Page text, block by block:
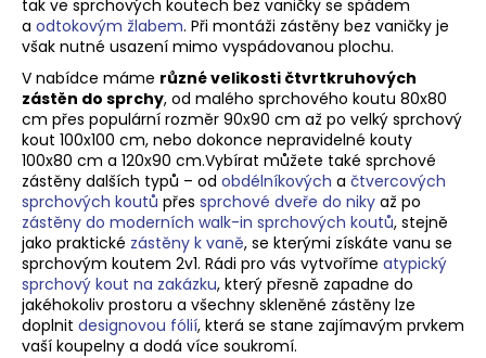
tak ve sprchových koutech bez vaničky se spádem
a odtokovým žlabem. Při montáži zástěny bez vaničky je
však nutné usazení mimo vyspádovanou plochu.
V nabídce máme různé velikosti čtvrtkruhových
zástěn do sprchy, od malého sprchového koutu 80x80
cm přes populární rozměr 90x90 cm až po velký sprchový
kout 100x100 cm, nebo dokonce nepravidelné kouty
100x80 cm a 120x90 cm.Vybírat můžete také sprchové
zástěny dalších typů – od obdélníkových a čtvercových
sprchových koutů přes sprchové dveře do niky až po
zástěny do moderních walk-in sprchových koutů, stejně
jako praktické zástěny k vaně, se kterými získáte vanu se
sprchovým koutem 2v1. Rádi pro vás vytvoříme atypický
sprchový kout na zakázku, který přesně zapadne do
jakéhokoliv prostoru a všechny skleněné zástěny lze
doplnit designovou fólií, která se stane zajímavým prvkem
vaší koupelny a dodá více soukromí.
b
u
j
e
t
e
n
a
j
í
t
?